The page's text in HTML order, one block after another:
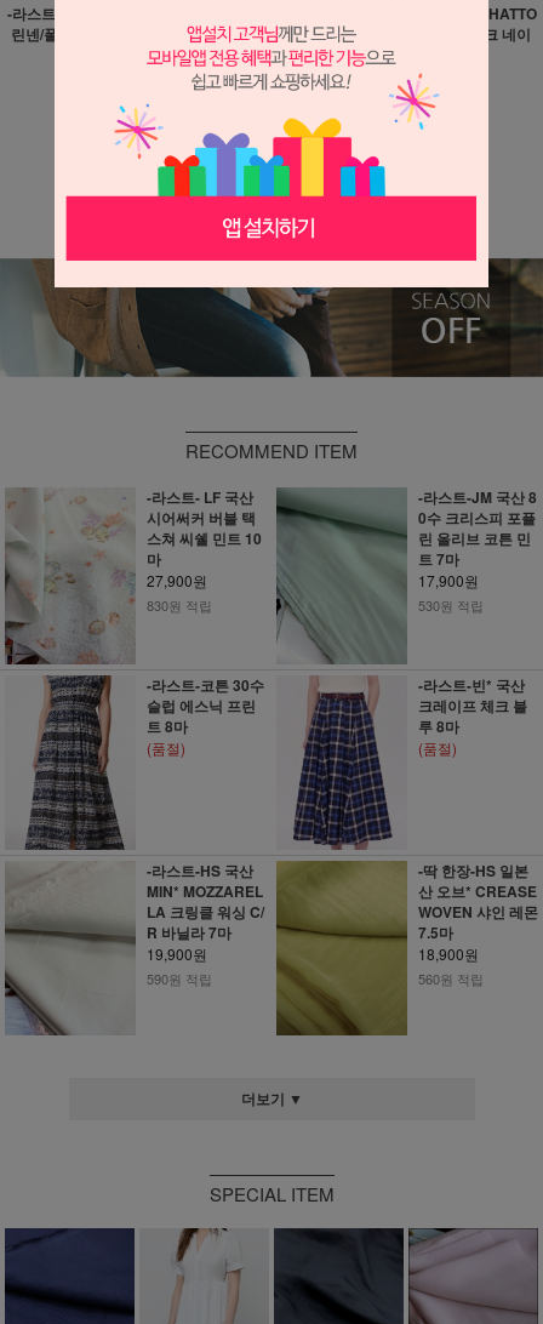
-라스트-JM 브랜딩 바이오
린넨/폴리 개버딘 블루 10
스데이 야생화 10마
23,900원
710원 적립
-라스트-HS 일본산 HATTO
RI 코튼 크링클 체크 네이
29,900원
890원 적립
더보기 ▼
RECOMMEND ITEM
-라스트- LF 국산
시어써커 버블 택
스쳐 씨쉘 민트 10
마
27,900원
830원 적립
-라스트-JM 국산 8
0수 크리스피 포플
린 올리브 코튼 민
트 7마
17,900원
530원 적립
-라스트-코튼 30수
슬럽 에스닉 프린
트 8마
(품절)
-라스트-빈* 국산
크레이프 체크 블
루 8마
(품절)
-라스트-HS 국산
MIN* MOZZAREL
LA 크링클 워싱 C/
R 바닐라 7마
19,900원
590원 적립
-딱 한장-HS 일본
산 오브* CREASE
WOVEN 샤인 레몬
7.5마
18,900원
560원 적립
더보기 ▼
SPECIAL ITEM